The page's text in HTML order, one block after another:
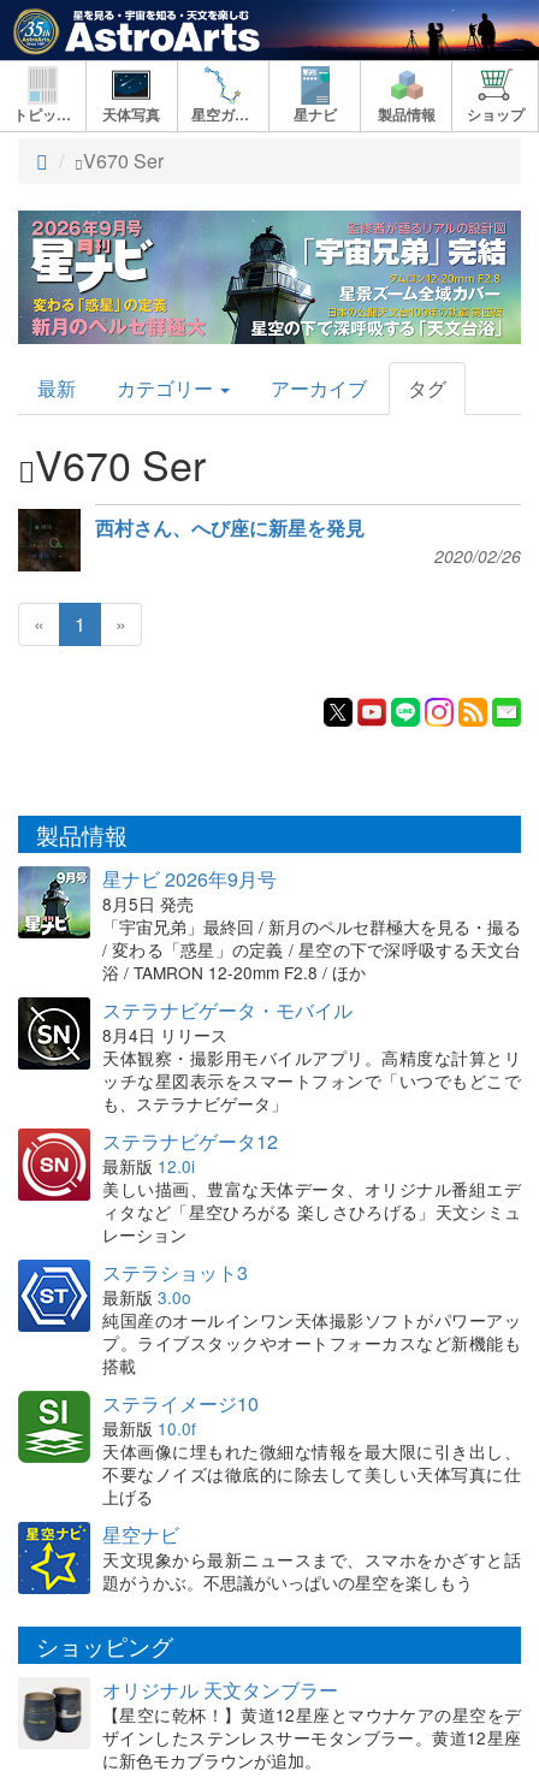
トピックス 天体写真 星空ガイド 星ナビ 製品情報 ショップ
ト
プ
V670 Ser
AstroArts
Topics
最新 カテゴリー アーカイブ タグ
V670 Ser
西村さん、へび座に新星を発見
2020/02/26
« 1 »
製品情報
星ナビ 2026年9月号
8月5日 発売
「宇宙兄弟」最終回 / 新月のペルセ群極大を見る・撮る
/ 変わる「惑星」の定義 / 星空の下で深呼吸する天文台
浴 / TAMRON 12-20mm F2.8 / ほか
ステラナビゲータ・モバイル
8月4日 リリース
天体観察・撮影用モバイルアプリ。高精度な計算とリ
ッチな星図表示をスマートフォンで「いつでもどこで
も、ステラナビゲータ」
ステラナビゲータ12
最新版 12.0i
美しい描画、豊富な天体データ、オリジナル番組エデ
ィタなど「星空ひろがる 楽しさひろげる」天文シミュ
レーション
ステラショット3
最新版 3.0o
純国産のオールインワン天体撮影ソフトがパワーアッ
プ。ライブスタックやオートフォーカスなど新機能も
搭載
ステライメージ10
最新版 10.0f
天体画像に埋もれた微細な情報を最大限に引き出し、
不要なノイズは徹底的に除去して美しい天体写真に仕
上げる
星空ナビ
天文現象から最新ニュースまで、スマホをかざすと話
題がうかぶ。不思議がいっぱいの星空を楽しもう
ショッピング
オリジナル 天文タンブラー
【星空に乾杯！】黄道12星座とマウナケアの星空をデ
ザインしたステンレスサーモタンブラー。黄道12星座
に新色モカブラウンが追加。